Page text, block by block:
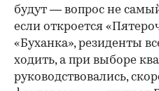
будут — вопрос не
если откроется
«Буханка», резиденты
ходить, а при выборе
руководствовались,